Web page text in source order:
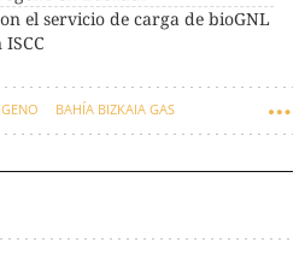
el servicio de carga de bioGNL
BAHÍA BIZKAIA GAS